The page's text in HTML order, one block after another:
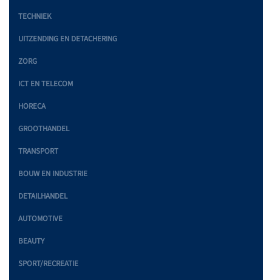
TECHNIEK
UITZENDING EN DETACHERING
ZORG
ICT EN TELECOM
HORECA
GROOTHANDEL
TRANSPORT
BOUW EN INDUSTRIE
DETAILHANDEL
AUTOMOTIVE
BEAUTY
SPORT/RECREATIE